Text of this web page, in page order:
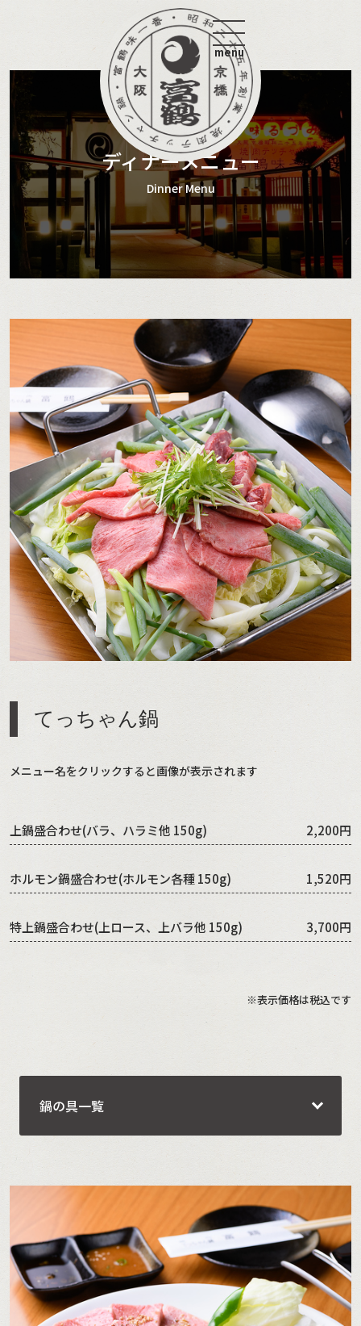
menu
ディナーメニュー
Dinner Menu
てっちゃん鍋
メニュー名をクリックすると画像が表示されます
上鍋盛合わせ(バラ、ハラミ他 150g) 2,200円
ホルモン鍋盛合わせ(ホルモン各種 150g) 1,520円
特上鍋盛合わせ(上ロース、上バラ他 150g) 3,700円
※表示価格は税込です
鍋の具一覧